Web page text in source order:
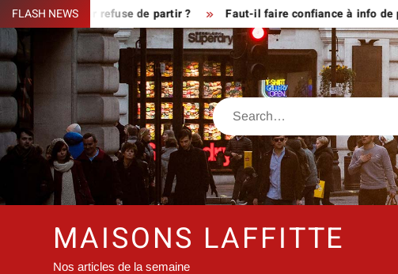
Skip
to
content
FLASH NEWS
le fermier refuse de partir ? Faut-il faire confiance à info de
Search
MAISONS LAFFITTE
Nos articles de la semaine